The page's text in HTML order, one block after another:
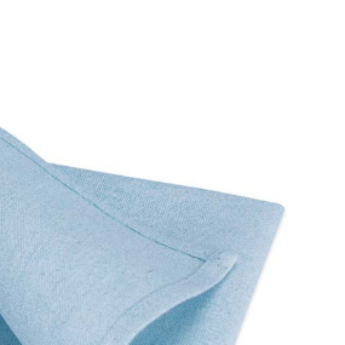
afbeelding